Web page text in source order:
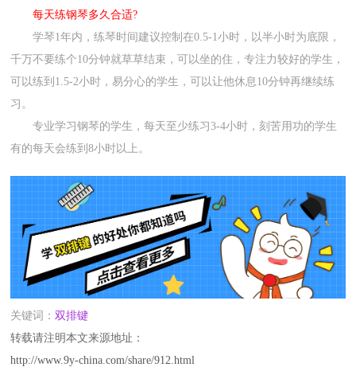
每天练钢琴多久合适?
学琴1年内，练琴时间建议控制在0.5-1小时，以半小时为底限，
千万不要练个10分钟就草草结束，可以坐的住，专注力较好的学生，
可以练到1.5-2小时，易分心的学生，可以让他休息10分钟再继续练
习。
专业学习钢琴的学生，每天至少练习3-4小时，刻苦用功的学生
有的每天会练到8小时以上。
关键词：双排键
转载请注明本文来源地址：
http://www.9y-china.com/share/912.html